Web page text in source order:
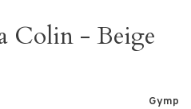
Colin - Beige
Gymp